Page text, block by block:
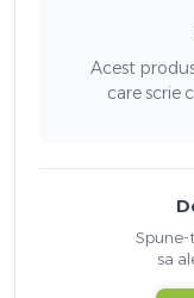
Acest
care scrie
sa